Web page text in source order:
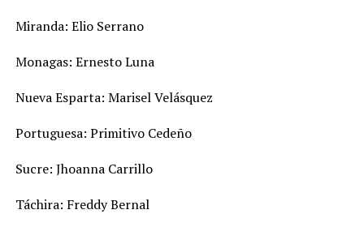
Miranda: Elio Serrano
Monagas: Ernesto Luna
Nueva Esparta: Marisel Velásquez
Portuguesa: Primitivo Cedeño
Sucre: Jhoanna Carrillo
Táchira: Freddy Bernal